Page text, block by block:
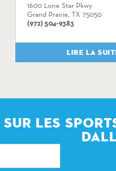
1600 Lone Star Pkwy
Grand Prairie, TX 75050
(972) 504-9383
LIRE LA
LES